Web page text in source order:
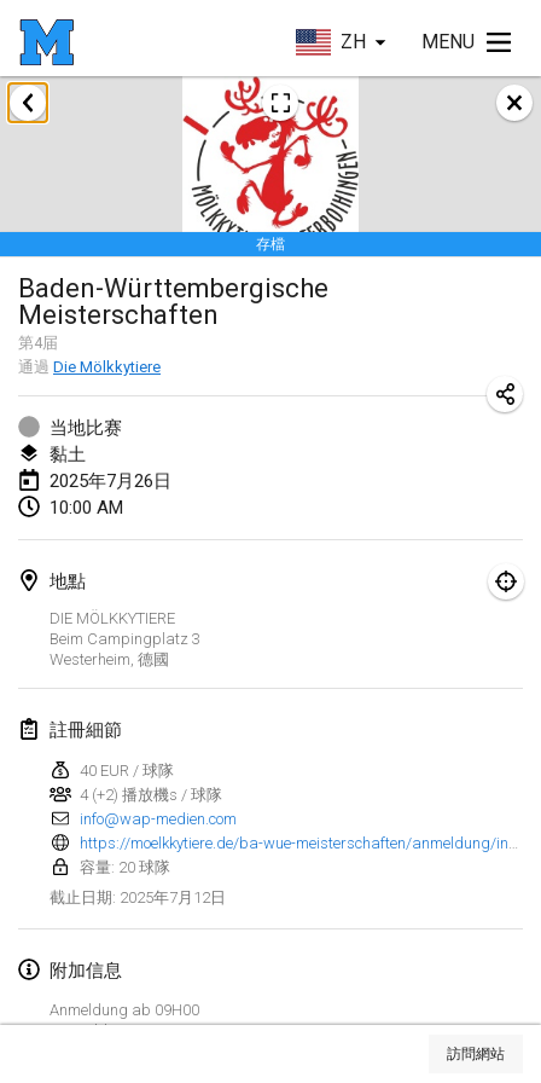
ZH MENU
显示列表
存檔
Baden-Württembergische
Meisterschaften
第4届
通過 Die Mölkkytiere
当地比赛
黏土
2025年7月26日
10:00 AM
地點
DIE MÖLKKYTIERE
Beim Campingplatz 3
Westerheim 德國
註冊細節
40 EUR / 球隊
4 (+2) 播放機s / 球隊
info@wap-medien.com
容量: 20 球隊
截止日期: 2025年7月12日
附加信息
Anmeldung ab 09H00
8-9 Fields
訪問網站
2025年1月
Tournoi Mixte ASPTTOM
2025年1月18日|法國
Indoor Polish Open 2025 - Singles
2025年1月18日|波蘭
2025年1月19日
Indoor Polish Open 2025 - Doubles
2025年1月19日
Tournoi de Mölkky - Lesfous Dubâtonvaigeois
2025年1月25日|法國
2025年2月
US Mölkky Winter
2025年2月7日|美國
2025年2月8日
Indoor de la CASAS
2025年2月15日
SM HalliMölkky - Finnish Championship
Warm-up EM Indoor